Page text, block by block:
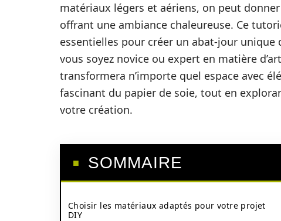
matériaux légers et aériens, on peut
offrant une ambiance chaleureuse. Ce
essentielles pour créer un abat-jour
vous soyez novice ou expert en matière
transformera n’importe quel espace avec
fascinant du papier de soie, tout en
votre création.
SOMMAIRE
Choisir les matériaux adaptés pour votre projet
DIY